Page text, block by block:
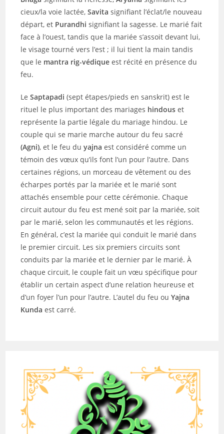
cieux/la voie lactée,Savita signifiant l’éclat/le nouveau
départ, et Purandhi signifiant la sagesse. Le marié fait
face à l’ouest, tandis que la mariée s’assoit devant lui,
le visage tourné vers l’est ; il lui tient la main tandis
que le mantra rig-védique est récité en présence du
feu.
LeSaptapadi (sept étapes/pieds en sanskrit) est le
rituel le plus important des mariages hindous et
représente la partie légale du mariage hindou. Le
couple qui se marie marche autour du feu sacré
(Agni), et le feu duyajna est considéré comme un
témoin des vœux qu’ils font l’un pour l’autre. Dans
certaines régions, un morceau de vêtement ou des
écharpes portés par la mariée et le marié sont
attachés ensemble pour cette cérémonie. Chaque
circuit autour du feu est mené soit par la mariée, soit
par le marié, selon les communautés et les régions.
En général, c’est la mariée qui conduit le marié dans
le premier circuit. Les six premiers circuits sont
conduits par la mariée et le dernier par le marié. À
chaque circuit, le couple fait un vœu spécifique pour
établir un certain aspect d’une relation heureuse et
d’un foyer l’un pour l’autre. L’autel du feu ouYajna
Kunda est carré.